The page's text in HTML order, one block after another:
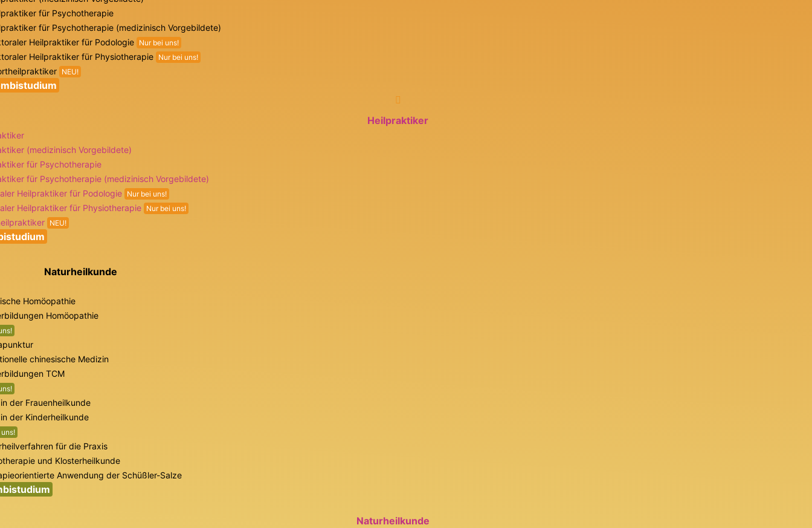
für Psychotherapie
für Psychotherapie (medizinisch Vorgebildete)
Heilpraktiker für Podologie
Nur bei uns!
Heilpraktiker für Physiotherapie Nur bei uns!
NEU!
Heilpraktiker
(medizinisch Vorgebildete)
für Psychotherapie
für Psychotherapie (medizinisch Vorgebildete)
Heilpraktiker für Podologie
Nur bei uns!
Heilpraktiker für Physiotherapie Nur bei uns!
NEU!
Naturheilkunde
Homöopathie
Homöopathie
chinesische Medizin
TCM
der Frauenheilkunde
der Kinderheilkunde
für die Praxis
und Klosterheilkunde
Anwendung der Schüßler-Salze
Naturheilkunde